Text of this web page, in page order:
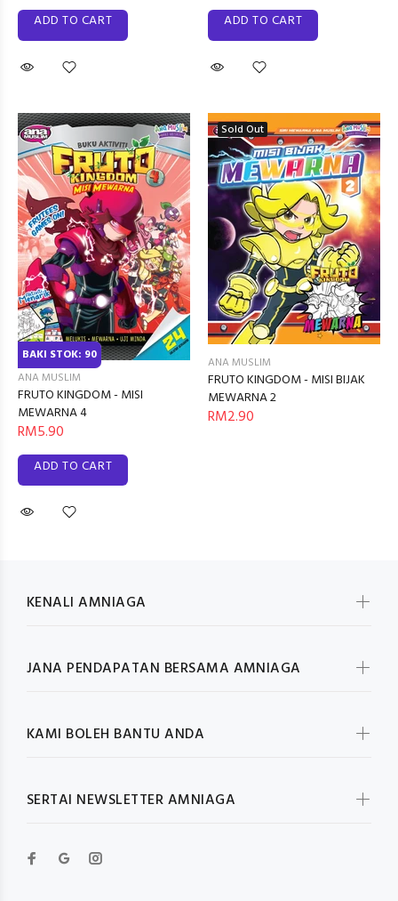
ADD TO CART ADD TO CART
BAKI STOK: 90
ANA MUSLIM
FRUTO KINGDOM - MISI
MEWARNA 4
RM5.90
ADD TO CART
Sold Out
ANA MUSLIM
FRUTO KINGDOM - MISI BIJAK
MEWARNA 2
RM2.90
KENALI AMNIAGA
JANA PENDAPATAN BERSAMA AMNIAGA
KAMI BOLEH BANTU ANDA
SERTAI NEWSLETTER AMNIAGA